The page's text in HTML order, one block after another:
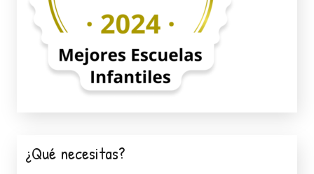
¿Qué necesitas?